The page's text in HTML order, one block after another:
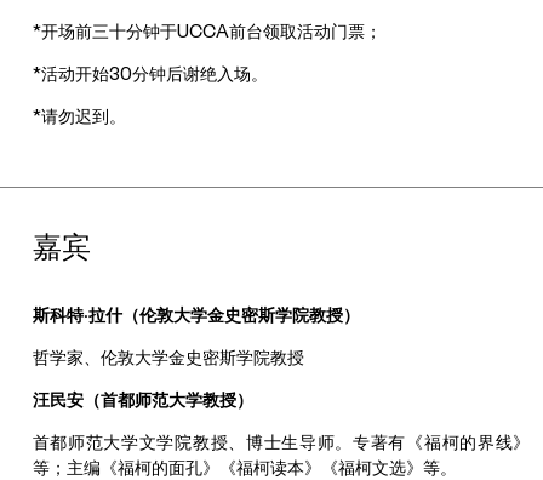
*开场前三十分钟于UCCA前台领取活动门票；
*活动开始30分钟后谢绝入场。
*请勿迟到。
嘉宾
斯科特·拉什（伦敦大学金史密斯学院教授）
哲学家、伦敦大学金史密斯学院教授
汪民安（首都师范大学教授）
首都师范大学文学院教授、博士生导师。专著有《福柯的界线》
等；主编《福柯的面孔》《福柯读本》《福柯文选》等。